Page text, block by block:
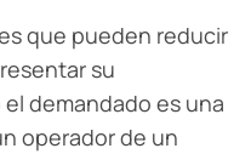
que pueden reducir
su
demandado es una
operador de un